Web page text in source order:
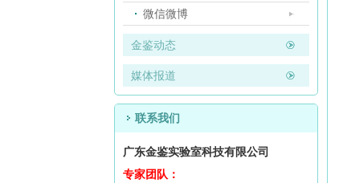
微信微博
金鉴动态
媒体报道
联系我们
广东金鉴实验室科技有限公司
专家团队：